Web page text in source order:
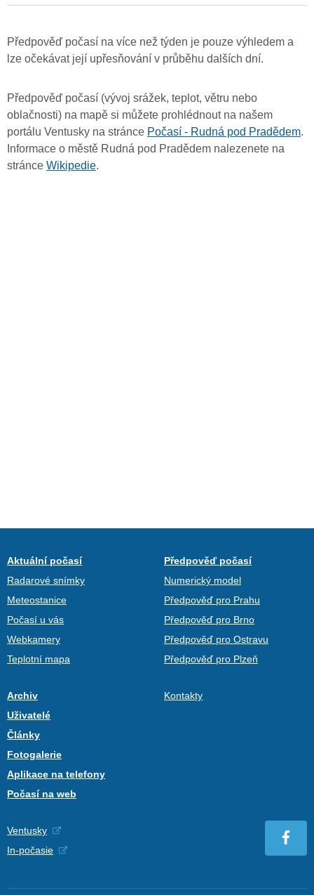
Předpověď počasí na více než týden je pouze výhledem a
lze očekávat její upřesňování v průběhu dalších dní.
Předpověď počasí (vývoj srážek, teplot, větru nebo
oblačnosti) na mapě si můžete prohlédnout na našem
portálu Ventusky na stránce Počasí - Rudná pod Pradědem.
Informace o městě Rudná pod Pradědem nalezenete na
stránce Wikipedie.
Aktuální počasí
Radarové snímky
Meteostanice
Počasí u vás
Webkamery
Teplotní mapa
Předpověď počasí
Numerický model
Předpověď pro Prahu
Předpověď pro Brno
Předpověď pro Ostravu
Předpověď pro Plzeň
Archiv
Uživatelé
Články
Fotogalerie
Aplikace na telefony
Počasí na web
Kontakty
Ventusky
In-počasie